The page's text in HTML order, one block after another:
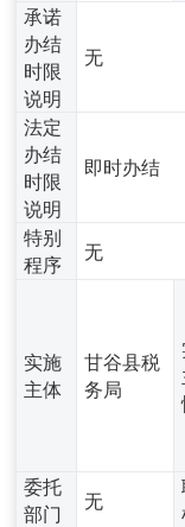
承诺
办结
时限
说明
无
法定
办结
时限
说明
即时办结
特别
程序
无
实施
主体
甘谷县税
务局
委托
部门
无